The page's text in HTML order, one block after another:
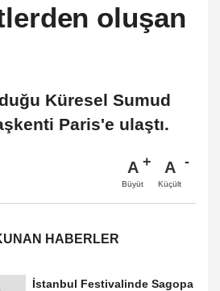
oluşan
Küresel Sumud
Paris'e ulaştı.
A
Büyüt
A
Küçült
HABERLER
İstanbul Festivalinde Sagopa